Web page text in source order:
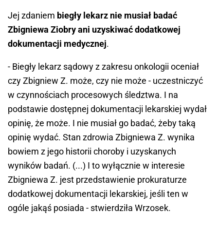
Jej zdaniem biegły lekarz nie musiał badać
Zbigniewa Ziobry ani uzyskiwać dodatkowej
dokumentacji medycznej.
- Biegły lekarz sądowy z zakresu onkologii oceniał
czy Zbigniew Z. może, czy nie może - uczestniczyć
w czynnościach procesowych śledztwa. I na
podstawie dostępnej dokumentacji lekarskiej wydał
opinię, że może. I nie musiał go badać, żeby taką
opinię wydać. Stan zdrowia Zbigniewa Z. wynika
bowiem z jego historii choroby i uzyskanych
wyników badań. (...) I to wyłącznie w interesie
Zbigniewa Z. jest przedstawienie prokuraturze
dodatkowej dokumentacji lekarskiej, jeśli ten w
ogóle jakąś posiada - stwierdziła Wrzosek.